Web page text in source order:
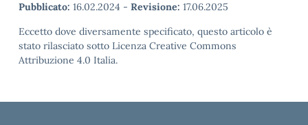
Pubblicato: 16.02.2024 - Revisione: 17.06.2025
Eccetto dove diversamente specificato, questo articolo è
stato rilasciato sotto Licenza Creative Commons
Attribuzione 4.0 Italia.